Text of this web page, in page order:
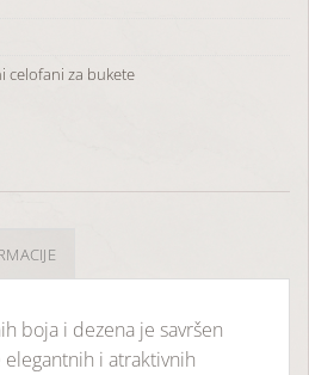
celofani za bukete
boja i dezena je savršen
i atraktivnih